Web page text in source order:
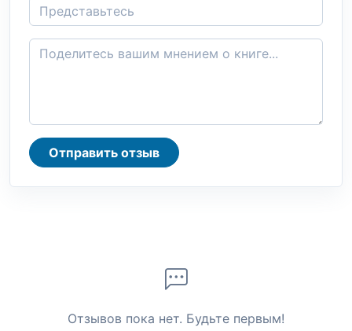
Отправить отзыв
Отзывов пока нет. Будьте первым!